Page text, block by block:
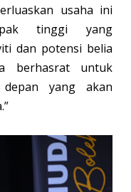
usaha ini
tinggi yang
dan potensi belia
berhasrat untuk
depan yang akan